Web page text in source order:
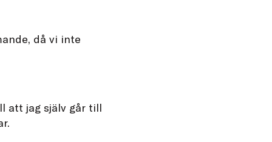
då vi inte
att jag själv går till